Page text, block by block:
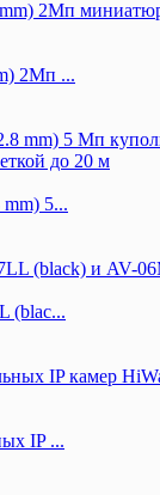
2Мп ...
5...
(blac...
IP ...